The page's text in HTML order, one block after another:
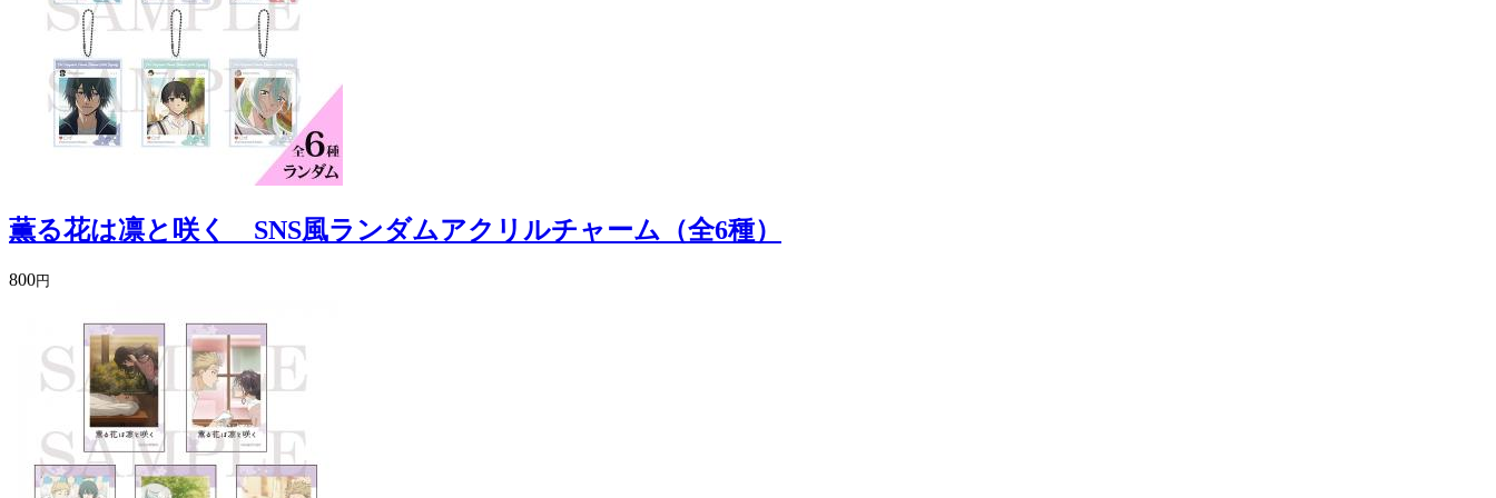
薫る花は凛と咲く SNS風ランダムアクリルチャーム（全6種）
800円